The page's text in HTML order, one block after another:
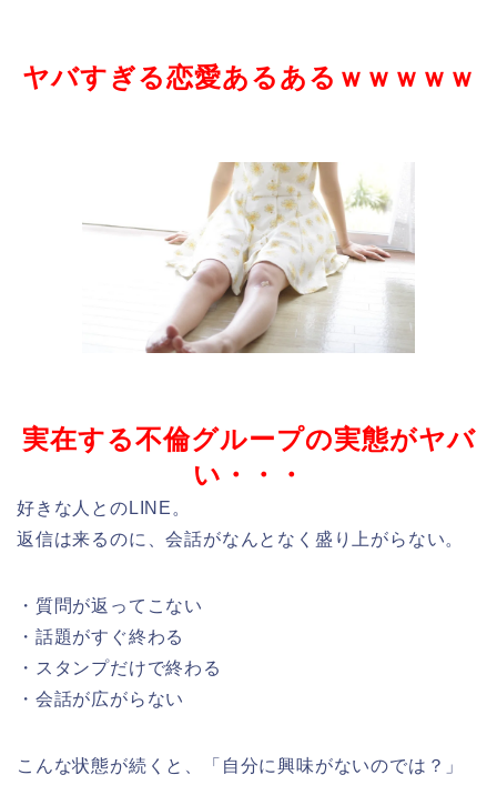
ヤバすぎる恋愛あるあるｗｗｗｗｗ
実在する不倫グループの実態がヤバ
い・・・
好きな人とのLINE。
返信は来るのに、会話がなんとなく盛り上がらない。
・質問が返ってこない
・話題がすぐ終わる
・スタンプだけで終わる
・会話が広がらない
こんな状態が続くと、「自分に興味がないのでは？」